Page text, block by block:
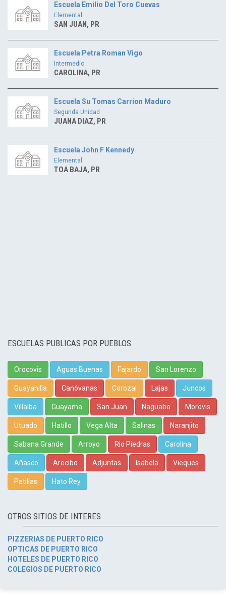
Escuela Emilio Del Toro Cuevas
Elemental
SAN JUAN, PR
Escuela Petra Roman Vigo
Intermedio
CAROLINA, PR
Escuela Su Tomas Carrion Maduro
Segunda Unidad
JUANA DIAZ, PR
Escuela John F Kennedy
Elemental
TOA BAJA, PR
ESCUELAS PUBLICAS POR PUEBLOS
Orocovis Aguas Buenas Fajardo San Lorenzo
Guayanilla Canóvanas Corozal Lajas Juncos
Villalba Guayama San Juan Naguabo Morovis
Utuado Hatillo Vega Alta Salinas Naranjito
Sabana Grande Arroyo Rio Piedras Carolina
Añasco Arecibo Adjuntas Isabela Vieques
Patillas Hato Rey
OTROS SITIOS DE INTERES
PIZZERIAS DE PUERTO RICO
OPTICAS DE PUERTO RICO
HOTELES DE PUERTO RICO
COLEGIOS DE PUERTO RICO